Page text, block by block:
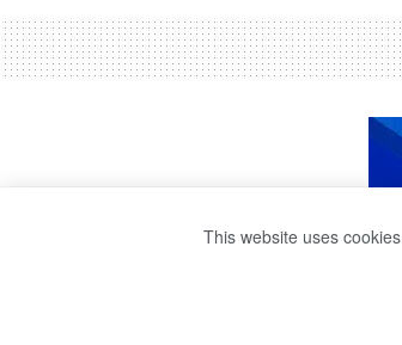
This website uses